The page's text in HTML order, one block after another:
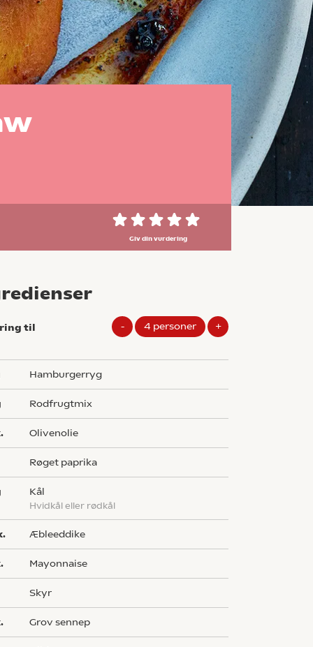
Giv din vurdering
til - 4 personer +
hamburgerryg
rodfrugtmix
olivenolie
røget paprika
kål
hvidkål eller rødkål
æbleeddike
mayonnaise
skyr
grov sennep